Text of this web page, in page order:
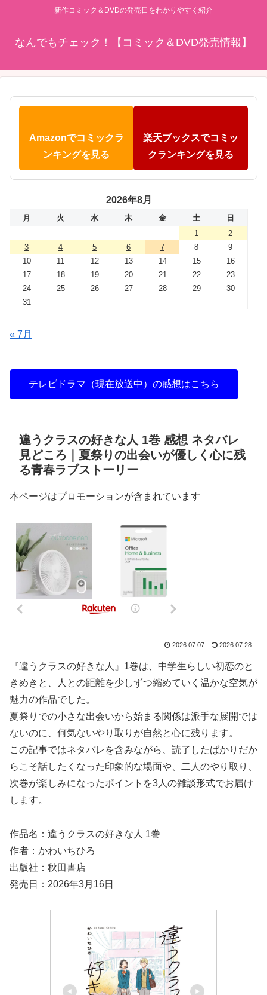
新作コミック＆DVDの発売日をわかりやすく紹介
なんでもチェック！【コミック＆DVD発売情報】
Amazonでコミックラ
ンキングを見る
楽天ブックスでコミッ
クランキングを見る
2026年8月
月 火 水 木 金 土
日
1
2
3
4 5 6 7 8
9
10
11 12 13 14 15
16
17
18 19 20 21 22
23
24
25 26 27 28 29
30
31
« 7月
テレビドラマ（現在放送中）の感想はこちら
違うクラスの好きな人 1巻 感想 ネタバレ
見どころ｜夏祭りの出会いが優しく心に残
る青春ラブストーリー
本ページはプロモーションが含まれています
2026.07.07 2026.07.28
『違うクラスの好きな人』1巻は、中学生らしい初恋のと
きめきと、人との距離を少しずつ縮めていく温かな空気が
魅力の作品でした。
夏祭りでの小さな出会いから始まる関係は派手な展開では
ないのに、何気ないやり取りが自然と心に残ります。
この記事ではネタバレを含みながら、読了したばかりだか
らこそ話したくなった印象的な場面や、二人のやり取り、
次巻が楽しみになったポイントを3人の雑談形式でお届け
します。
作品名：違うクラスの好きな人 1巻
作者：かわいちひろ
出版社：秋田書店
発売日：2026年3月16日